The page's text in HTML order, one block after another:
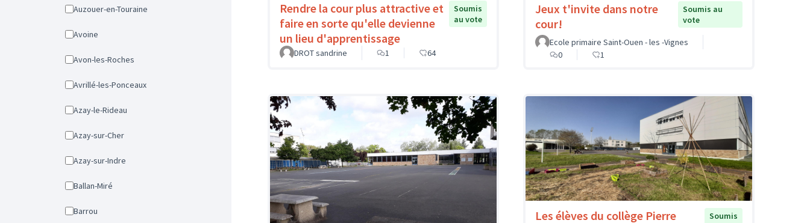
Auzouer-en-Touraine
Avoine
Avon-les-Roches
Avrillé-les-Ponceaux
Azay-le-Rideau
Azay-sur-Cher
Azay-sur-Indre
Ballan-Miré
Barrou
Rendre la cour plus attractive et
faire en sorte qu'elle devienne
un lieu d'apprentissage
Soumis
au vote
DROT sandrine 1 64
Jeux t'invite dans notre
cour!
Soumis au
vote
Ecole primaire Saint-Ouen - les -Vignes
0
1
Les élèves du collège Pierre
Soumis